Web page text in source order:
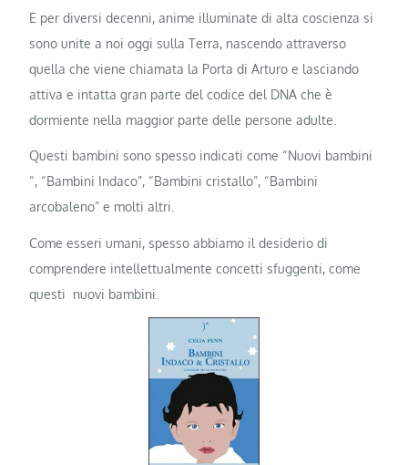
E per diversi decenni, anime illuminate di alta coscienza si
sono unite a noi oggi sulla Terra, nascendo attraverso
quella che viene chiamata la Porta di Arturo e lasciando
attiva e intatta gran parte del codice del DNA che è
dormiente nella maggior parte delle persone adulte.
Questi bambini sono spesso indicati come “Nuovi bambini
“, “Bambini Indaco”, “Bambini cristallo”, “Bambini
arcobaleno” e molti altri.
Come esseri umani, spesso abbiamo il desiderio di
comprendere intellettualmente concetti sfuggenti, come
questi nuovi bambini.